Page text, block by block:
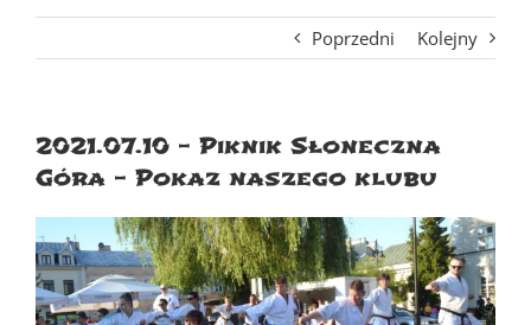
Poprzedni Kolejny
2021.07.10 – Piknik Słoneczna
Góra – Pokaz naszego klubu